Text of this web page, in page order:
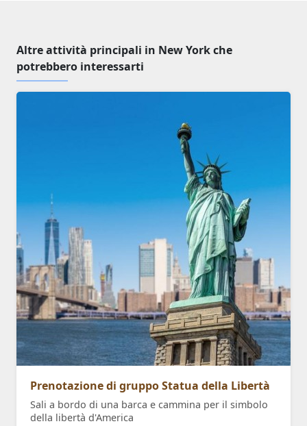
Altre attività principali in New York che
potrebbero interessarti
Prenotazione di gruppo Statua della Libertà
Sali a bordo di una barca e cammina per il simbolo
della libertà d'America